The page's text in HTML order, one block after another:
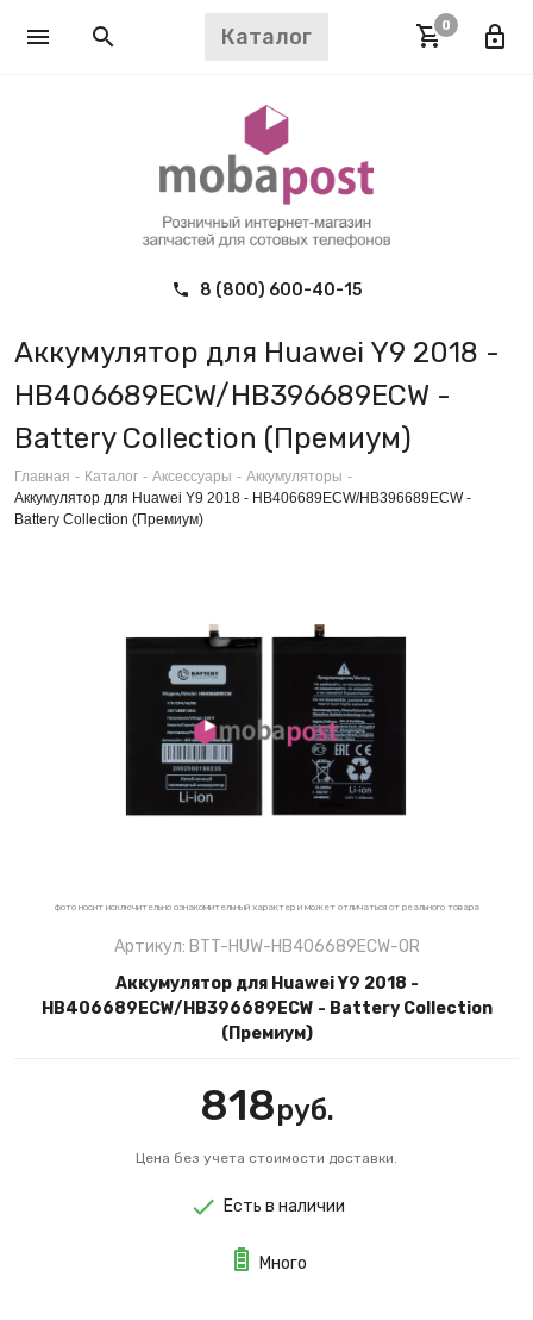
Каталог 0
8 (800) 600-40-15
Аккумулятор для Huawei Y9 2018 -
HB406689ECW/HB396689ECW -
Battery Collection (Премиум)
Главная - Каталог - Аксессуары - Аккумуляторы -
Аккумулятор для Huawei Y9 2018 - HB406689ECW/HB396689ECW -
Battery Collection (Премиум)
фото носит исключительно ознакомительный характер и может отличаться от реального товара
Артикул: BTT-HUW-HB406689ECW-OR
Аккумулятор для Huawei Y9 2018 -
HB406689ECW/HB396689ECW - Battery Collection
(Премиум)
818руб.
Цена без учета стоимости доставки.
Есть в наличии
Много